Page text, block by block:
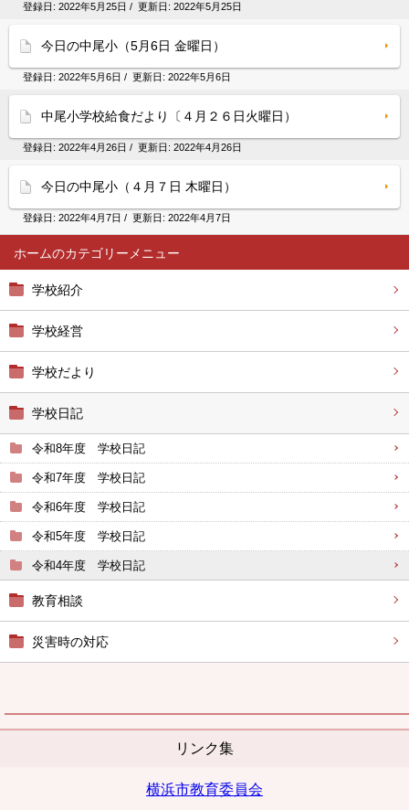
ホーム
学校紹介
学校経営
学校だより
学校日記
令和8年度 学校日記
令和7年度 学校日記
令和6年度 学校日記
令和5年度 学校日記
令和4年度 学校日記
教育相談
災害時の対応
リンク集
横浜市教育委員会
登録日: 2022年5月25日 / 更新日: 2022年5月25日
今日の中尾小（5月6日 金曜日）
登録日: 2022年5月6日 / 更新日: 2022年5月6日
中尾小学校給食だより〔４月２６日火曜日）
登録日: 2022年4月26日 / 更新日: 2022年4月26日
今日の中尾小（４月７日 木曜日）
登録日: 2022年4月7日 / 更新日: 2022年4月7日